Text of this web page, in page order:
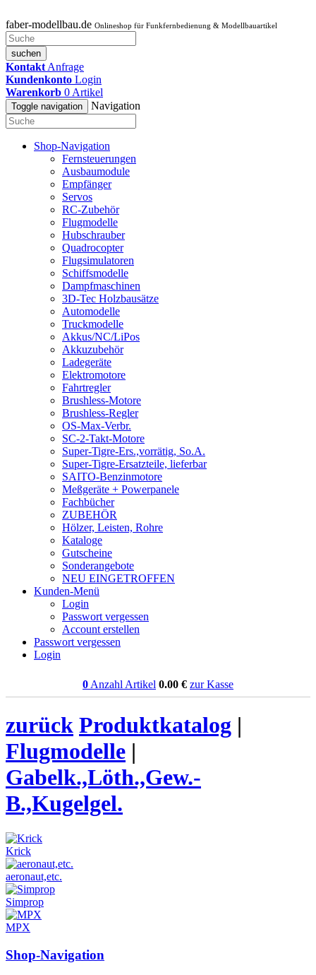
faber-modellbau.de Onlineshop für Funkfernbedienung & Modellbauartikel
suchen
Kontakt Anfrage
Kundenkonto Login
Warenkorb 0 Artikel
Toggle navigation Navigation
Shop-Navigation
Fernsteuerungen
Ausbaumodule
Empfänger
Servos
RC-Zubehör
Flugmodelle
Hubschrauber
Quadrocopter
Flugsimulatoren
Schiffsmodelle
Dampfmaschinen
3D-Tec Holzbausätze
Automodelle
Truckmodelle
Akkus/NC/LiPos
Akkuzubehör
Ladegeräte
Elektromotore
Fahrtregler
Brushless-Motore
Brushless-Regler
OS-Max-Verbr.
SC-2-Takt-Motore
Super-Tigre-Ers.,vorrätig, So.A.
Super-Tigre-Ersatzteile, lieferbar
SAITO-Benzinmotore
Meßgeräte + Powerpanele
Fachbücher
ZUBEHÖR
Hölzer, Leisten, Rohre
Kataloge
Gutscheine
Sonderangebote
NEU EINGETROFFEN
Kunden-Menü
Login
Passwort vergessen
Account erstellen
Passwort vergessen
Login
0 Anzahl Artikel 0.00 € zur Kasse
zurück Produktkatalog |
Flugmodelle |
Gabelk.,Löth.,Gew.-
B.,Kugelgel.
Krick
aeronaut,etc.
Simprop
MPX
Shop-Navigation